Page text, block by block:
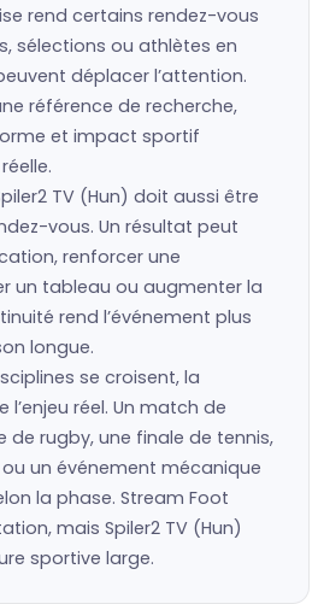
rend certains rendez-vous
sélections ou athlètes en
déplacer l’attention.
référence de recherche,
et impact sportif
TV (Hun) doit aussi être
vous. Un résultat peut
renforcer une
un tableau ou augmenter la
rend l’événement plus
longue.
se croisent, la
l’enjeu réel. Un match de
rugby, une finale de tennis,
un événement mécanique
la phase. Stream Foot
mais Spiler2 TV (Hun)
sportive large.